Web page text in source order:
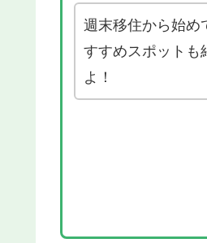
週末移住から始め
すすめスポットも
よ！